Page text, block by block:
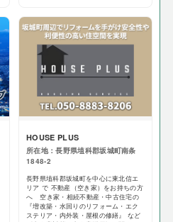
HOUSE PLUS
所在地：長野県埴科郡坂城町南条
1848-2
長野県埴科郡坂城町を中心に東北信エ
リア で 不動産（空き家）をお持ちの方
へ 空き家・相続不動産・中古住宅の
『増改築・水回りのリフォーム・エク
ステリア・内外装・屋根の修繕』 など